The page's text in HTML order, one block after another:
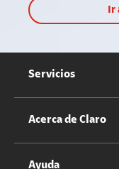
Ir
Servicios
Servicios Móviles
Acerca de Claro
Información
Ayuda